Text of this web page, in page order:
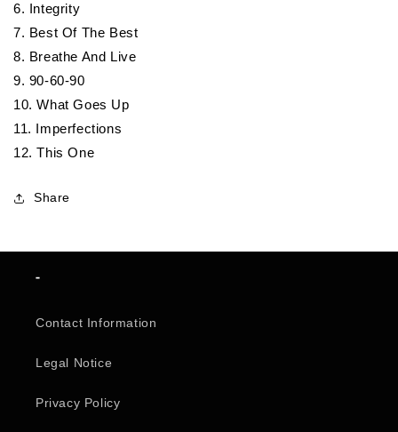
6. Integrity
7. Best Of The Best
8. Breathe And Live
9. 90-60-90
10. What Goes Up
11. Imperfections
12. This One
Share
-
Contact Information
Legal Notice
Privacy Policy